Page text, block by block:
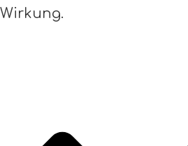
Wirkung.